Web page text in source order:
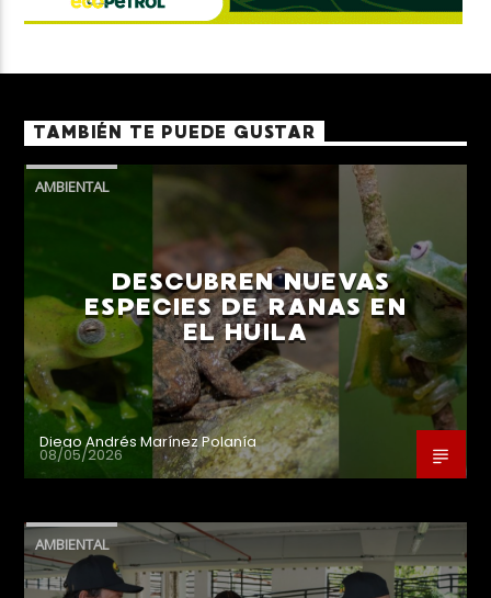
TAMBIÉN TE PUEDE GUSTAR
AMBIENTAL
DESCUBREN NUEVAS
ESPECIES DE RANAS EN
EL HUILA
Diego Andrés Marínez Polanía
08/05/2026
AMBIENTAL